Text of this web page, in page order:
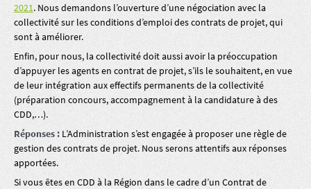
2021. Nous demandons l’ouverture d’une négociation avec la
collectivité sur les conditions d’emploi des contrats de projet, qui
sont à améliorer.
Enfin, pour nous, la collectivité doit aussi avoir la préoccupation
d’appuyer les agents en contrat de projet, s’ils le souhaitent, en vue
de leur intégration aux effectifs permanents de la collectivité
(préparation concours, accompagnement à la candidature à des
CDD,…).
Réponses : L’Administration s’est engagée à proposer une règle de
gestion des contrats de projet. Nous serons attentifs aux réponses
apportées.
Si vous êtes en CDD à la Région dans le cadre d’un Contrat de